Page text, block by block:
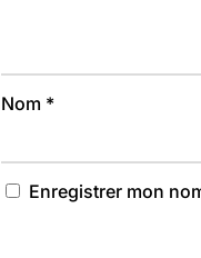
Nom *
Enregistrer mon